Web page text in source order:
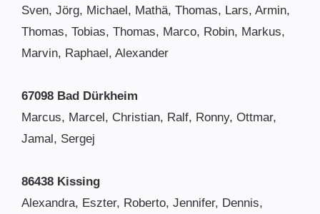
Sven, Jörg, Michael, Mathä, Thomas, Lars, Armin,
Thomas, Tobias, Thomas, Marco, Robin, Markus,
Marvin, Raphael, Alexander
67098 Bad Dürkheim
Marcus, Marcel, Christian, Ralf, Ronny, Ottmar,
Jamal, Sergej
86438 Kissing
Alexandra, Eszter, Roberto, Jennifer, Dennis,